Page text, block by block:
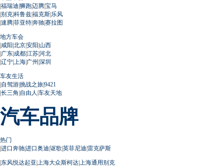
|福瑞迪|狮跑|迈腾|宝马
|别克|科鲁兹|福克斯|乐风
|速腾|菲亚特|奔驰|赛拉图
地方车会
|咸阳|北京|安阳|山西
|广东|成都|江苏|河北
|辽宁| 上海|广州 |深圳
车友生活
|自驾游|挑战之旅|9421
|长三角 |自由人 |车友天地
汽车品牌
热门
|进口奔驰|进口奥迪|讴歌|英菲尼迪|雷克萨斯
|东风悦达起亚| 上海大众斯柯达| 上海通用别克